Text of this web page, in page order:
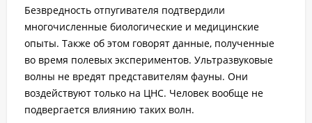
Безвредность отпугивателя подтвердили
многочисленные биологические и медицинские
опыты. Также об этом говорят данные, полученные
во время полевых экспериментов. Ультразвуковые
волны не вредят представителям фауны. Они
воздействуют только на ЦНС. Человек вообще не
подвергается влиянию таких волн.